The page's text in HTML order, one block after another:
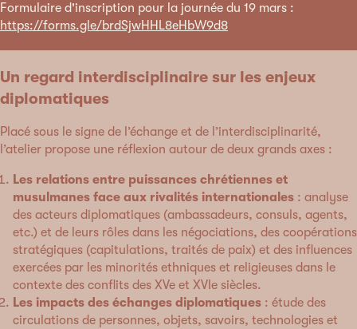
Formulaire d'inscription pour la journée du 19 mars :
https://forms.gle/brdSjwHHL8eHbW9d8
Un regard interdisciplinaire sur les enjeux
diplomatiques
Placé sous le signe de l’échange et de l’interdisciplinarité,
l’atelier propose une réflexion autour de deux grands axes :
Les relations entre puissances chrétiennes et
musulmanes face aux rivalités internationales : analyse
des acteurs diplomatiques (ambassadeurs, consuls, agents,
etc.) et de leurs rôles dans les négociations, des coopérations
stratégiques (capitulations, traités de paix) et des influences
exercées par les minorités ethniques et religieuses dans le
contexte des conflits des XVe et XVIe siècles.
Les impacts des échanges diplomatiques : étude des
circulations de personnes, objets, savoirs, technologies et